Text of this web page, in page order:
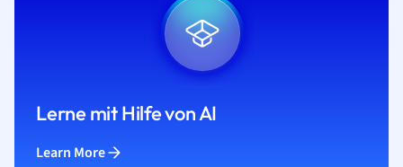
Lerne mit Hilfe von AI
Learn More